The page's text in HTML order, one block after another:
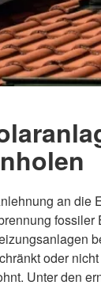
an die
fossiler
oder
Unter den